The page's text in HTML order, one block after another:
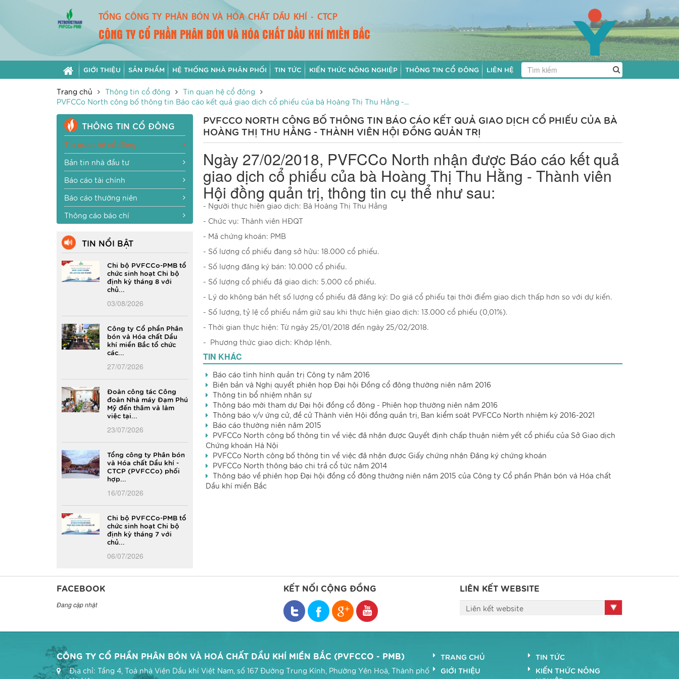
TỔNG CÔNG TY PHÂN BÓN VÀ HÓA CHẤT DẦU KHÍ - CTCP
CÔNG TY CỔ PHẦN PHÂN BÓN VÀ HÓA CHẤT DẦU KHÍ MIỀN BẮC
GIỚI THIỆU SẢN PHẨM HỆ THỐNG NHÀ PHÂN PHỐI TIN TỨC KIẾN THỨC NÔNG NGHIỆP THÔNG TIN CỔ ĐÔNG LIÊN HỆ
Trang chủ Thông tin cổ đông
Tin quan hệ cổ đông
PVFCCo North công bố thông tin Báo cáo kết quả giao dịch cổ phiếu của bà Hoàng Thị Thu Hằng -...
THÔNG TIN CỔ ĐÔNG
Tin quan hệ cổ đông
Bản tin nhà đầu tư
Báo cáo tài chính
Báo cáo thường niên
Thông cáo báo chí
TIN NỔI BẬT
Chi bộ PVFCCo-PMB tổ
chức sinh hoạt Chi bộ
định kỳ tháng 8 với
chủ...
03/08/2026
Công ty Cổ phần Phân
bón và Hóa chất Dầu
khí miền Bắc tổ chức
các...
27/07/2026
Đoàn công tác Công
đoàn Nhà máy Đạm Phú
Mỹ đến thăm và làm
việc tại...
23/07/2026
Tổng công ty Phân bón
và Hóa chất Dầu khí -
CTCP (PVFCCo) phối
hợp...
16/07/2026
Chi bộ PVFCCo-PMB tổ
chức sinh hoạt Chi bộ
định kỳ tháng 7 với
chủ...
06/07/2026
PVFCCO NORTH CÔNG BỐ THÔNG TIN BÁO CÁO KẾT QUẢ GIAO DỊCH CỔ PHIẾU CỦA BÀ
HOÀNG THỊ THU HẰNG - THÀNH VIÊN HỘI ĐỒNG QUẢN TRỊ
Ngày 27/02/2018, PVFCCo North nhận được Báo cáo kết quả
giao dịch cổ phiếu của bà Hoàng Thị Thu Hằng - Thành viên
Hội đồng quản trị, thông tin cụ thể như sau:
- Người thực hiện giao dịch: Bà Hoàng Thị Thu Hằng
- Chức vụ: Thành viên HĐQT
- Mã chứng khoán: PMB
- Số lượng cổ phiếu đang sở hữu: 18.000 cổ phiếu.
- Số lượng đăng ký bán: 10.000 cổ phiếu.
- Số lượng cổ phiếu đã giao dịch: 5.000 cổ phiếu.
- Lý do không bán hết số lượng cổ phiếu đã đăng ký: Do giá cổ phiếu tại thời điểm giao dịch thấp hơn so với dự kiến.
- Số lượng, tỷ lệ cổ phiếu nắm giữ sau khi thực hiện giao dịch: 13.000 cổ phiếu (0,01%).
- Thời gian thực hiện: Từ ngày 25/01/2018 đến ngày 25/02/2018.
- Phương thức giao dịch: Khớp lệnh.
TIN KHÁC
Báo cáo tình hình quản trị Công ty năm 2016
Biên bản và Nghị quyết phiên họp Đại hội Đồng cổ đông thường niên năm 2016
Thông tin bổ nhiệm nhân sự
Thông báo mời tham dự Đại hội đồng cổ đông - Phiên họp thường niên năm 2016
Thông báo v/v ứng cử, đề cử Thành viên Hội đồng quản trị, Ban kiểm soát PVFCCo North nhiệm kỳ 2016-2021
Báo cáo thường niên năm 2015
PVFCCo North công bố thông tin về việc đã nhận được Quyết định chấp thuận niêm yết cổ phiếu của Sở Giao dịch
Chứng khoán Hà Nội
PVFCCo North công bố thông tin về việc đã nhận được Giấy chứng nhận Đăng ký chứng khoán
PVFCCo North thông báo chi trả cổ tức năm 2014
Thông báo về phiên họp Đại hội đồng cổ đông thường niên năm 2015 của Công ty Cổ phần Phân bón và Hóa chất
Dầu khí miền Bắc
FACEBOOK
Đang cập nhật
KẾT NỐI CỘNG ĐỒNG LIÊN KẾT WEBSITE
Liên kết website
CÔNG TY CỔ PHẦN PHÂN BÓN VÀ HOÁ CHẤT DẦU KHÍ MIỀN BẮC (PVFCCO - PMB)
Địa chỉ: Tầng 4, Toà nhà Viện Dầu khí Việt Nam, số 167 Đường Trung Kính, Phường Yên Hoà, Thành phố
TRANG CHỦ
GIỚI THIỆU
TIN TỨC
KIẾN THỨC NÔNG